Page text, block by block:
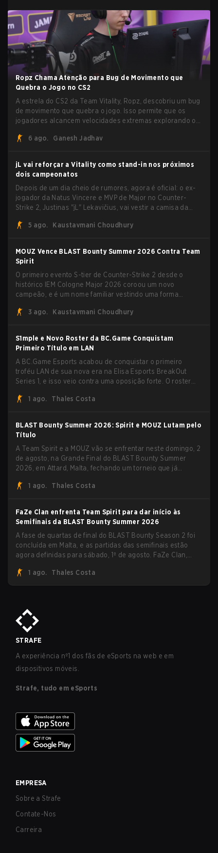
Ropz Chama Atenção para Bug de Movimento que
Quebra o Jogo no CS2
A estrela do CS2 da Team Vitality, Ropz, descobriu um bug
de movimento que quebra o jogo. Isso permite que os
jogadores alcancem velocidades extremas explorando o
6 ago.
Ganesh Jadhav
jL vai reforçar a Vitality como stand-in nos próximos
dois campeonatos
Depois de um dia cheio de rumores, agora é oficial: o ex-
jogador da Natus Vincere e MVP de Major no Counter-
Strike 2, Justinas "jL" Lekavičius, vai vestir a camisa da
Bucharest.
5 ago. Kaustavmani Choudhury
MOUZ Vence BLAST Bounty Summer 2026 Contra Team
Spirit
O primeiro evento S-tier de Counter-Strike 2 desde o
histórico IEM Cologne Major 2026 coroou um novo
campeão, e é um nome familiar vestindo uma forma
shuffles, avançou pela Team Spirit em uma série
3 ago. Kaustavmani Choudhury
S1mple e Novo Roster da BC.Game Conquistam
Primeiro Título em LAN
A BC.Game Esports acabou de conquistar o primeiro
troféu LAN de sua nova era na Elisa Esports BreakOut
Series 1, e isso veio contra uma oposição forte. O roster
campanha com cinco vitórias seguidas e uma varrida
1 ago. Thales Costa
BLAST Bounty Summer 2026: Spirit e MOUZ Lutam pelo
Título
A Team Spirit e a MOUZ vão se enfrentar neste domingo, 2
de agosto, na Grande Final do BLAST Bounty Summer
2026, em Attard, Malta, fechando um torneio que já
1 ago.
Thales Costa
FaZe Clan enfrenta Team Spirit para dar início às
Semifinais da BLAST Bounty Summer 2026
A fase de quartas de final do BLAST Bounty Season 2 foi
concluída em Malta, e as partidas das semifinais estão
agora definidas para sábado, 1º de agosto. FaZe Clan,
ainda lutando pelo troféu, enquanto paiN Gaming se
tornou a última equipe eliminada da chave.
1 ago. Thales Costa
STRAFE
A experiência nº1 dos fãs de eSports na web e em
dispositivos móveis.
Strafe, tudo em eSports
EMPRESA
Sobre a Strafe
Contate-Nos
Carreira